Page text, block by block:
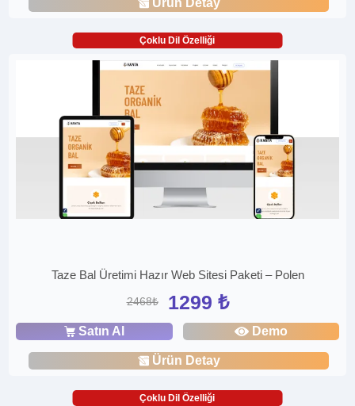
Ürün Detay
Çoklu Dil Özelliği
Taze Bal Üretimi Hazır Web Sitesi Paketi – Polen
2468₺ 1299 ₺
Satın Al Demo
Ürün Detay
Çoklu Dil Özelliği